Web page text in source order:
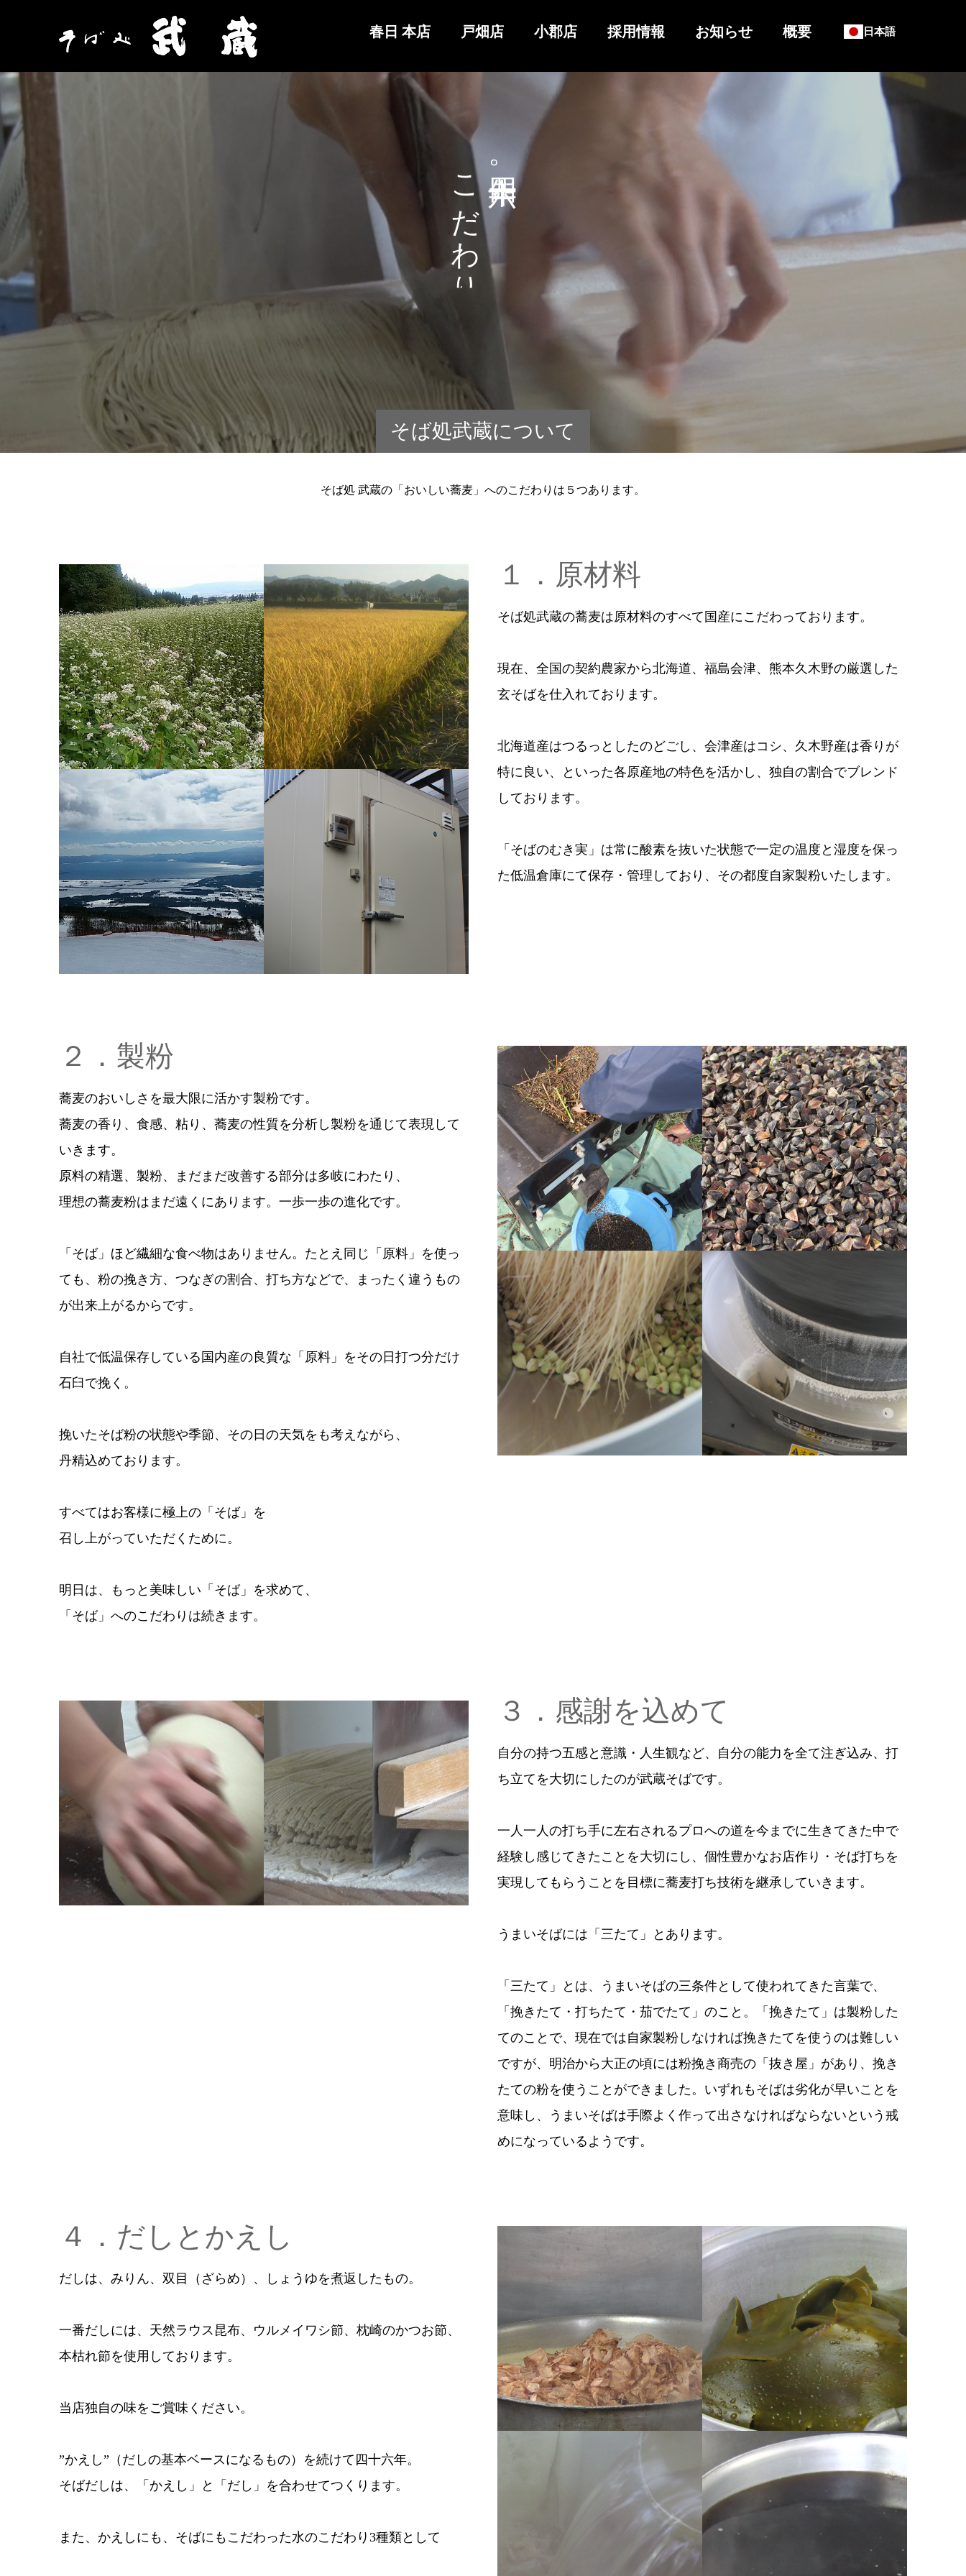
春日 本店 戸畑店 小郡店 採用情報 お知らせ 概要 日本語
そば処武蔵について
だ
わ
り
け
ま
そば処 武蔵の「おいしい蕎麦」へのこだわりは５つあります。
１．原材料
そば処武蔵の蕎麦は原材料のすべて国産にこだわっております。
現在、全国の契約農家から北海道、福島会津、熊本久木野の厳選した
玄そばを仕入れております。
北海道産はつるっとしたのどごし、会津産はコシ、久木野産は香りが
特に良い、といった各原産地の特色を活かし、独自の割合でブレンド
しております。
「そばのむき実」は常に酸素を抜いた状態で一定の温度と湿度を保っ
た低温倉庫にて保存・管理しており、その都度自家製粉いたします。
２．製粉
蕎麦のおいしさを最大限に活かす製粉です。
蕎麦の香り、食感、粘り、蕎麦の性質を分析し製粉を通じて表現して
いきます。
原料の精選、製粉、まだまだ改善する部分は多岐にわたり、
理想の蕎麦粉はまだ遠くにあります。一歩一歩の進化です。
「そば」ほど繊細な食べ物はありません。たとえ同じ「原料」を使っ
ても、粉の挽き方、つなぎの割合、打ち方などで、まったく違うもの
が出来上がるからです。
自社で低温保存している国内産の良質な「原料」をその日打つ分だけ
石臼で挽く。
挽いたそば粉の状態や季節、その日の天気をも考えながら、
丹精込めております。
すべてはお客様に極上の「そば」を
召し上がっていただくために。
明日は、もっと美味しい「そば」を求めて、
「そば」へのこだわりは続きます。
３．感謝を込めて
自分の持つ五感と意識・人生観など、自分の能力を全て注ぎ込み、打
ち立てを大切にしたのが武蔵そばです。
一人一人の打ち手に左右されるプロへの道を今までに生きてきた中で
経験し感じてきたことを大切にし、個性豊かなお店作り・そば打ちを
実現してもらうことを目標に蕎麦打ち技術を継承していきます。
うまいそばには「三たて」とあります。
「三たて」とは、うまいそばの三条件として使われてきた言葉で、
「挽きたて・打ちたて・茄でたて」のこと。「挽きたて」は製粉した
てのことで、現在では自家製粉しなければ挽きたてを使うのは難しい
ですが、明治から大正の頃には粉挽き商売の「抜き屋」があり、挽き
たての粉を使うことができました。いずれもそばは劣化が早いことを
意味し、うまいそばは手際よく作って出さなければならないという戒
めになっているようです。
４．だしとかえし
だしは、みりん、双目（ざらめ）、しょうゆを煮返したもの。
一番だしには、天然ラウス昆布、ウルメイワシ節、枕崎のかつお節、
本枯れ節を使用しております。
当店独自の味をご賞味ください。
”かえし”（だしの基本ベースになるもの）を続けて四十六年。
そばだしは、「かえし」と「だし」を合わせてつくります。
また、かえしにも、そばにもこだわった水のこだわり3種類として